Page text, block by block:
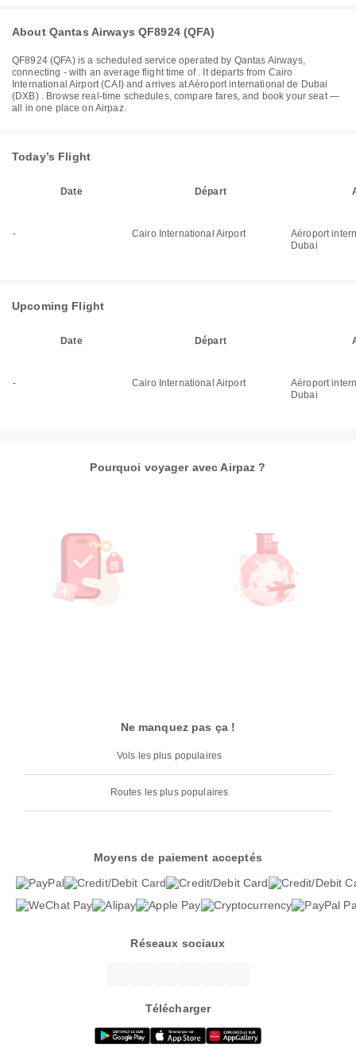
About Qantas Airways QF8924 (QFA)
QF8924(QFA) is a scheduled service operated by Qantas Airways,
connecting - with an average flight time of . It departs from Cairo
International Airport (CAI) and arrives atAéroport international de Dubai
(DXB) . Browse real-time schedules, compare fares, and book your seat —
all in one place on Airpaz.
Today’s Flight
Date Départ
- Cairo International Airport
Aéroport
Dubai
Upcoming Flight
Date Départ
- Cairo International Airport
Aéroport
Dubai
Pourquoi voyager avec Airpaz ?
Ne manquez pas ça !
Vols les plus populaires
Routes les plus populaires
Moyens de paiement acceptés
Réseaux sociaux
Télécharger